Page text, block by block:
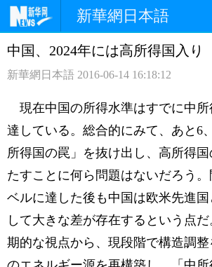
新華網日本語
ホームページ 政治
観光 評論
中日対訳
中国、2024年には高所得国入り
新華網日本語 2016-06-14 16:18:12
現在中国の所得水準はすでに中
達している。総合的にみて、あと6
所得国の罠」を抜け出し、高所得
たすことに何ら問題はないだろう
ベルに達した後も中国は欧米先進国
して大きな差が存在するという点
期的な視点から、現段階で構造調